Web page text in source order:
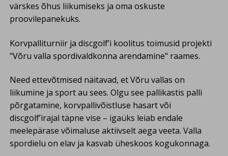
värskes õhus liikumiseks ja oma oskuste
proovilepanekuks.
Korvpalliturniir ja discgolf’i koolitus toimusid projekti
"Võru valla spordivaldkonna arendamine" raames.
Need ettevõtmised näitavad, et Võru vallas on
liikumine ja sport au sees. Olgu see pallikastis palli
põrgatamine, korvpallivõistluse hasart või
discgolf’irajal täpne vise – igaüks leiab endale
meelepärase võimaluse aktiivselt aega veeta. Valla
spordielu on elav ja kasvab üheskoos kogukonnaga.